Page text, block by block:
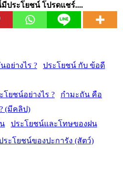
ประโยชน์ โปรดแชร์....
ประโยชน์ กับ ข้อดี
กำมะถัน คือ
(มีคลิป)
ประโยชน์และโทษของฝน
ระโยชน์ของปะการัง (สัตว์)